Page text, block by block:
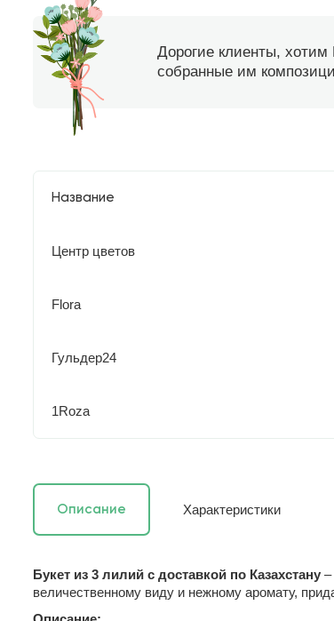
Дорогие клиенты,
собранные им
Название
Центр цветов
Flora
Гульдер24
1Roza
Описание Характеристики
Букет из 3 лилий с доставкой по Казахстану –
величественному виду и нежному аромату,